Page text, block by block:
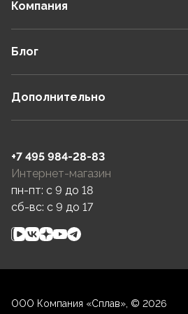
Компания
Блог
Дополнительно
+7 495 984-28-83
Интернет-магазин
пн-пт: c 9 до 18
сб-вс: c 9 до 17
ООО Компания «Сплав», © 2026